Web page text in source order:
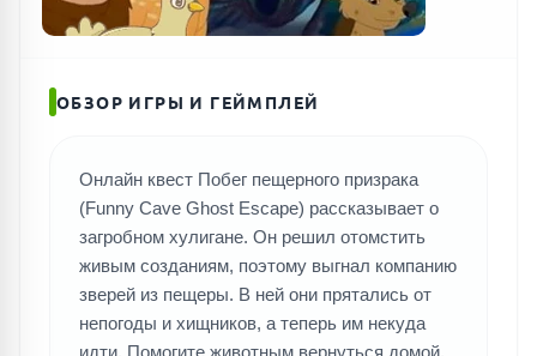
ПОИСК ИГР
ОБЗОР ИГРЫ И ГЕЙМПЛЕЙ
Онлайн квест Побег пещерного призрака
(Funny Cave Ghost Escape) рассказывает о
загробном хулигане. Он решил отомстить
живым созданиям, поэтому выгнал компанию
зверей из пещеры. В ней они прятались от
непогоды и хищников, а теперь им некуда
идти. Помогите животным вернуться домой.